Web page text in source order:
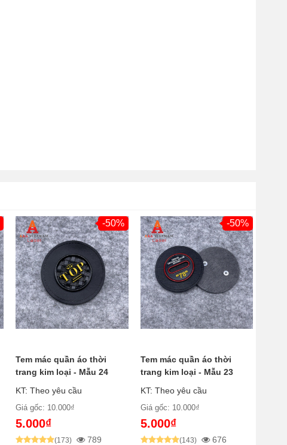
-50%
Tem mác quần áo thời
trang kim loại - Mẫu 24
KT: Theo yêu cầu
Giá gốc: 10.000₫
5.000₫
(173) 789
-50%
Tem mác quần áo thời
trang kim loại - Mẫu 23
KT: Theo yêu cầu
Giá gốc: 10.000₫
5.000₫
(143) 676